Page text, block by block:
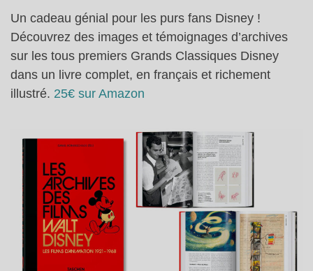
Un cadeau génial pour les purs fans Disney !
Découvrez des images et témoignages d’archives
sur les tous premiers Grands Classiques Disney
dans un livre complet, en français et richement
illustré. 25€ sur Amazon